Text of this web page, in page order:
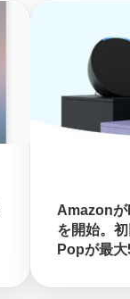
Amazon
を開始。
Popが最